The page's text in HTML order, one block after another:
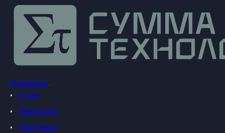
Компания
О нас
Заказчики
Партнеры